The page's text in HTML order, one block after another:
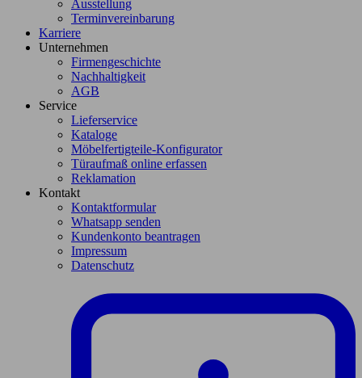
Ausstellung
Terminvereinbarung
Karriere
Unternehmen
Firmengeschichte
Nachhaltigkeit
AGB
Service
Lieferservice
Kataloge
Möbelfertigteile-Konfigurator
Türaufmaß online erfassen
Reklamation
Kontakt
Kontaktformular
Whatsapp senden
Kundenkonto beantragen
Impressum
Datenschutz